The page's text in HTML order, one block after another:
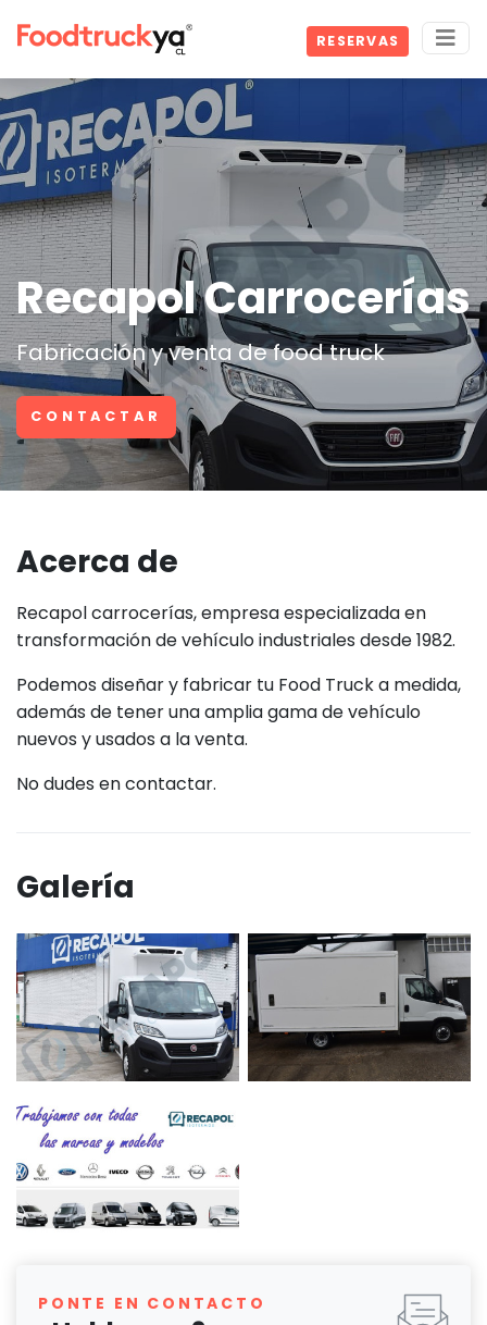
RESERVAS
Recapol Carrocerías
Fabricación y venta de food truck
CONTACTAR
Acerca de
Recapol carrocerías, empresa especializada en
transformación de vehículo industriales desde 1982.
Podemos diseñar y fabricar tu Food Truck a medida,
además de tener una amplia gama de vehículo
nuevos y usados a la venta.
No dudes en contactar.
Galería
PONTE EN CONTACTO